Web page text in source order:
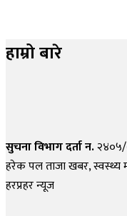
हाम्रो बारे
सुचना विभाग दर्ता न.
हरेक पल ताजा खबर, स्वस्थ्य
हरप्रहर न्यूज